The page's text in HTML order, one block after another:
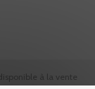
à la vente